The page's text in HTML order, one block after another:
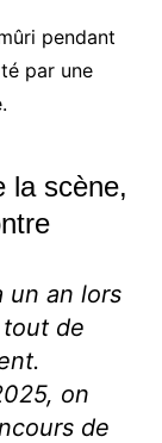
pendant
par une
la scène,
un an lors
tout de
on
de